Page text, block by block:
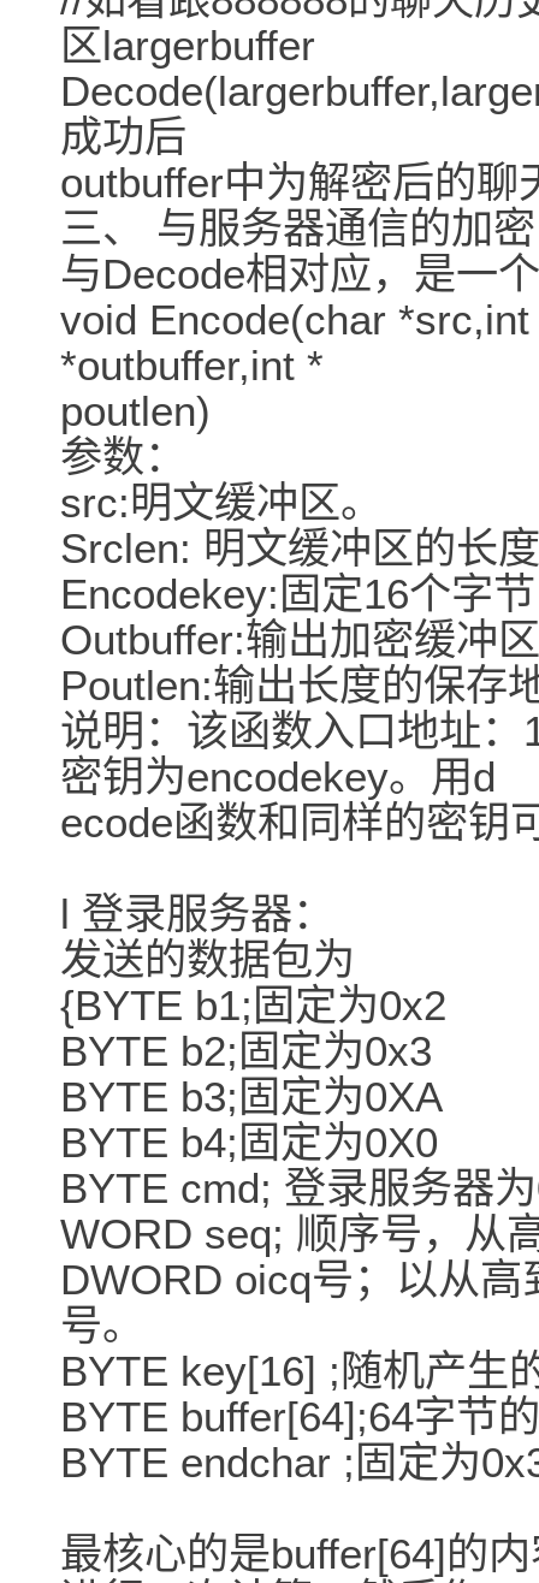
区largerbuffer
成功后
outbuffer中为解密后的聊
三、 与服务器通信的加密
与Decode相对应，是一
void Encode(char
*outbuffer,int *
poutlen)
参数：
src:明文缓冲区。
Srclen: 明文缓冲区的长
Encodekey:固定16个字
Outbuffer:输出加密缓冲
Poutlen:输出长度的保存
说明：该函数入口地址
密钥为encodekey。用d
ecode函数和同样的密钥
l 登录服务器：
发送的数据包为
{BYTE b1;固定为0x2
BYTE b2;固定为0x3
BYTE b3;固定为0XA
BYTE b4;固定为0X0
BYTE cmd; 登录服务器
WORD seq; 顺序号，从
DWORD oicq号；以从
号。
BYTE key[16] ;随机产生
BYTE buffer[64];64字节
BYTE endchar ;固定为
最核心的是buffer[64]的